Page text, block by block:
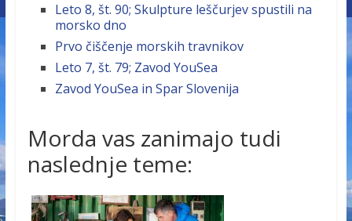
Leto 8, št. 90; Skulpture leščurjev spustili na
morsko dno
Prvo čiščenje morskih travnikov
Leto 7, št. 79; Zavod YouSea
Zavod YouSea in Spar Slovenija
Morda vas zanimajo tudi
naslednje teme: